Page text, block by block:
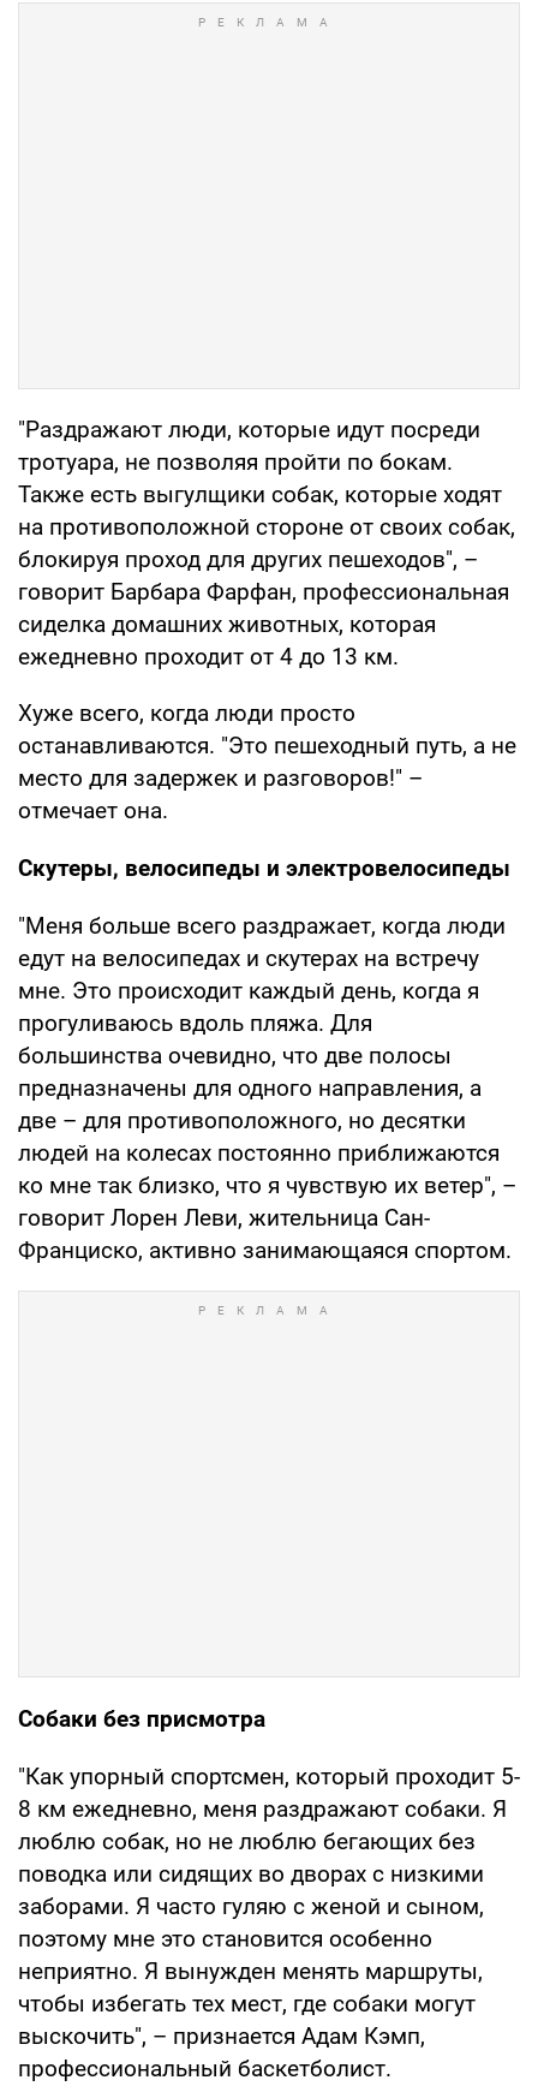
"Раздражают люди, которые идут посреди
тротуара, не позволяя пройти по бокам.
Также есть выгулщики собак, которые ходят
на противоположной стороне от своих собак,
блокируя проход для других пешеходов", –
говорит Барбара Фарфан, профессиональная
сиделка домашних животных, которая
ежедневно проходит от 4 до 13 км.
Хуже всего, когда люди просто
останавливаются. "Это пешеходный путь, а не
место для задержек и разговоров!" –
отмечает она.
Скутеры, велосипеды и электровелосипеды
"Меня больше всего раздражает, когда люди
едут на велосипедах и скутерах на встречу
мне. Это происходит каждый день, когда я
прогуливаюсь вдоль пляжа. Для
большинства очевидно, что две полосы
предназначены для одного направления, а
две – для противоположного, но десятки
людей на колесах постоянно приближаются
ко мне так близко, что я чувствую их ветер", –
говорит Лорен Леви, жительница Сан-
Франциско, активно занимающаяся спортом.
Собаки без присмотра
"Как упорный спортсмен, который проходит 5-
8 км ежедневно, меня раздражают собаки. Я
люблю собак, но не люблю бегающих без
поводка или сидящих во дворах с низкими
заборами. Я часто гуляю с женой и сыном,
поэтому мне это становится особенно
неприятно. Я вынужден менять маршруты,
чтобы избегать тех мест, где собаки могут
выскочить", – признается Адам Кэмп,
профессиональный баскетболист.